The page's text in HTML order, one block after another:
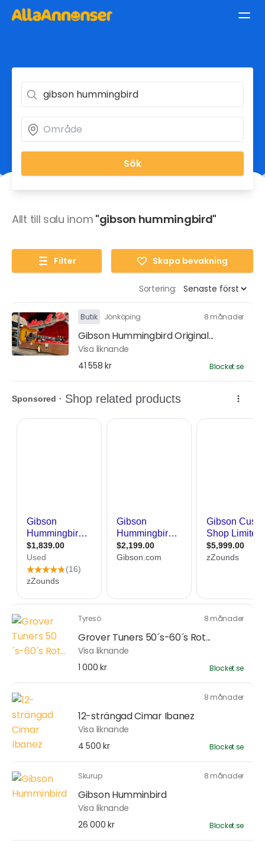
Sök
Allt till salu inom "gibson hummingbird"
Filter Skapa bevakning
Sortering:
Butik Jönköping 8 månader
Gibson Hummingbird Original...
Visa liknande
41 558 kr
Blocket.se
Tyresö 8 månader
Grover Tuners 50´s-60´s Rot...
Visa liknande
1 000 kr
Blocket.se
8 månader
12-strängad Cimar Ibanez
Visa liknande
4 500 kr
Blocket.se
Skurup 8 månader
Gibson Humminbird
Visa liknande
26 000 kr
Blocket.se